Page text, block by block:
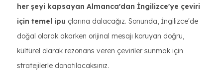
her şeyi kapsayan Almanca'dan İngilizce'ye çeviri
için temel ipu çlarına dalacağız. Sonunda, İngilizce'de
doğal olarak akarken orijinal mesajı koruyan doğru,
kültürel olarak rezonans veren çeviriler sunmak için
stratejilerle donatılacaksınız.